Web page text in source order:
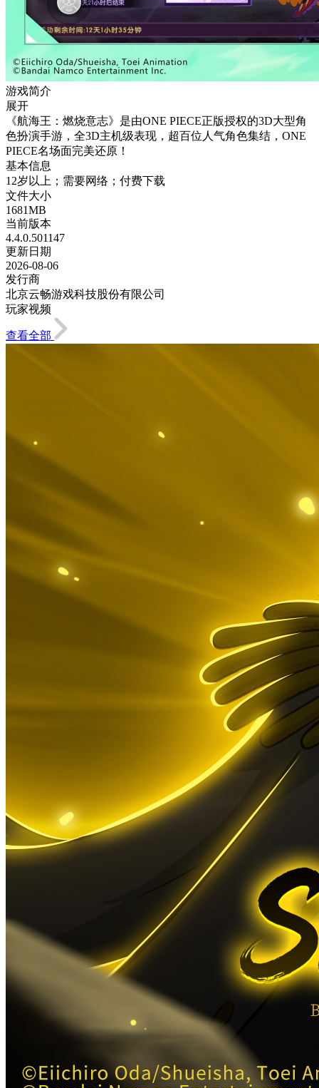
游戏简介
展开
《航海王：燃烧意志》是由ONE PIECE正版授权的3D大型角
色扮演手游，全3D主机级表现，超百位人气角色集结，ONE
PIECE名场面完美还原！
基本信息
12岁以上；需要网络；付费下载
文件大小
1681MB
当前版本
4.4.0.501147
更新日期
2026-08-06
发行商
北京云畅游戏科技股份有限公司
玩家视频
查看全部